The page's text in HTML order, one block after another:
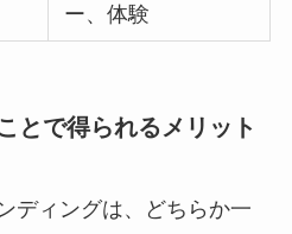
ー、体験
とで得られるメリット
ディングは、どちらか一